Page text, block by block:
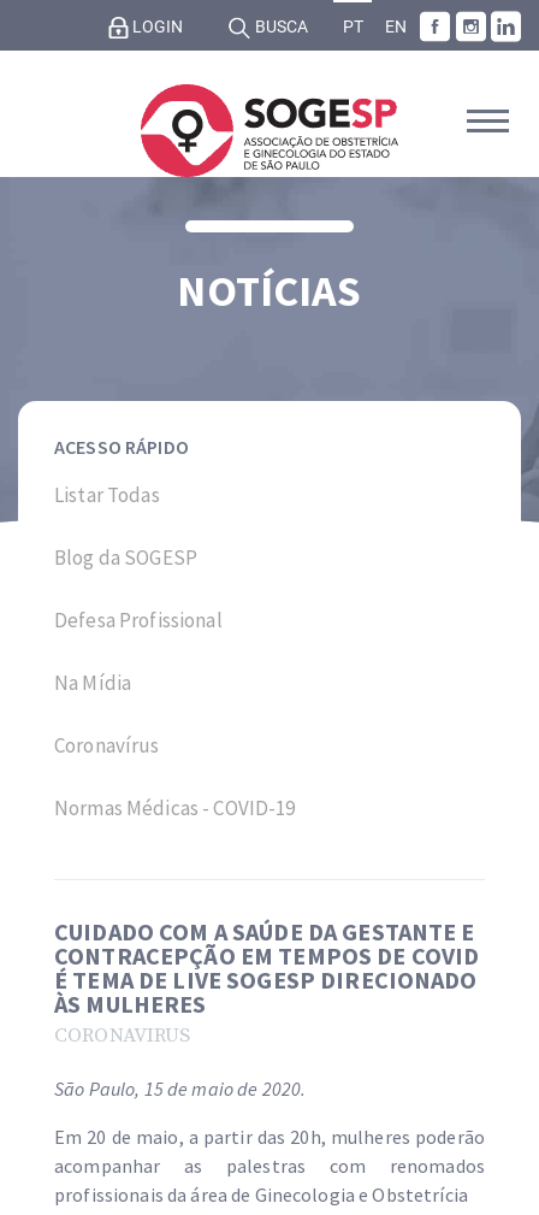
LOGIN BUSCA PT EN
NOTÍCIAS
ACESSO RÁPIDO
Listar Todas
Blog da SOGESP
Defesa Profissional
Na Mídia
Coronavírus
Normas Médicas - COVID-19
CUIDADO COM A SAÚDE DA GESTANTE E
CONTRACEPÇÃO EM TEMPOS DE COVID
É TEMA DE LIVE SOGESP DIRECIONADO
ÀS MULHERES
CORONAVIRUS
São Paulo, 15 de maio de 2020.
Em 20 de maio, a partir das 20h, mulheres poderão
acompanhar as palestras com renomados
profissionais da área de Ginecologia e Obstetrícia